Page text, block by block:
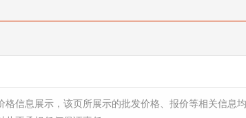
格信息展示，该页所展示的批发价格、报价等相关信息